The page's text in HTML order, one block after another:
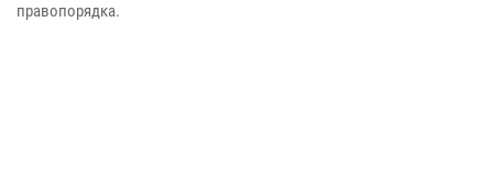
правопорядка.